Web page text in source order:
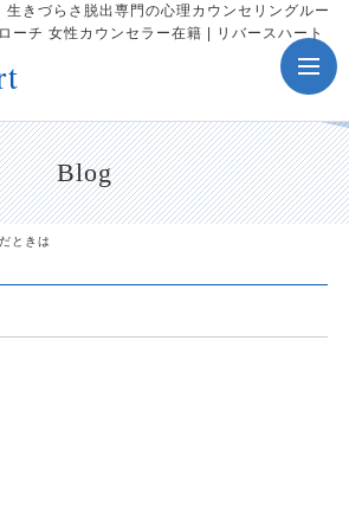
きづらさ脱出専門の心理カウンセリングルー
ーチ 女性カウンセラー在籍 | リバースハート
Blog
ときは
toggle